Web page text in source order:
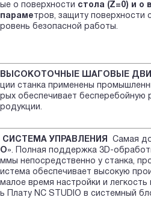
ые о поверхности стола (Z=0) и о
параметров, защиту поверхности
ровень безопасной работы.
ВЫСОКОТОЧНЫЕ ШАГОВЫЕ
ции станка применены
рых обеспечивает бесперебойную
родукции.
СИСТЕМА УПРАВЛЕНИЯ
Самая
O». Полная поддержка 3D-
ммы непосредственно у станка,
истема обеспечивает высокую
малое время настройки и
ь Плату NC STUDIO в системный